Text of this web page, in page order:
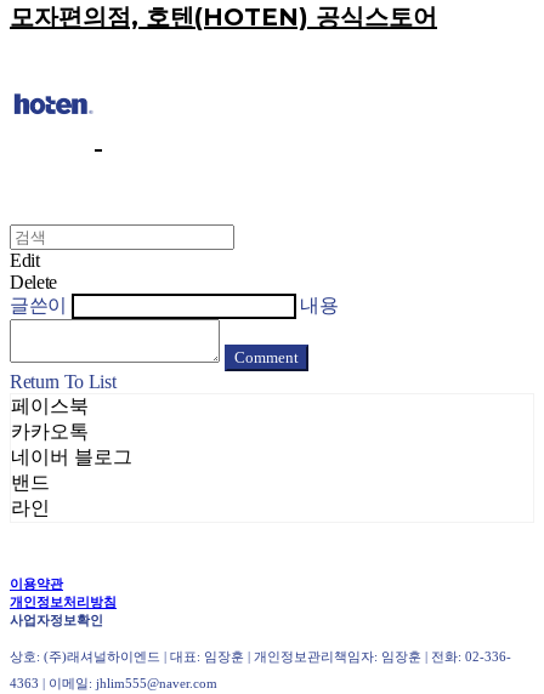
모자편의점, 호텐(HOTEN) 공식스토어
Edit
Delete
글쓴이
내용
Comment
Return To List
페이스북
카카오톡
네이버 블로그
밴드
라인
이용약관
개인정보처리방침
사업자정보확인
상호: (주)래셔널하이엔드 | 대표: 임장훈 | 개인정보관리책임자: 임장훈 | 전화: 02-336-
4363 | 이메일: jhlim555@naver.com